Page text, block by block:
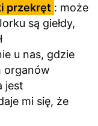
przekręt : może
są giełdy,
u nas, gdzie
organów
jest
mi się, że